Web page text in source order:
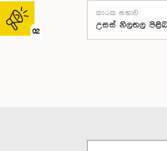
02
කාරක සභාව